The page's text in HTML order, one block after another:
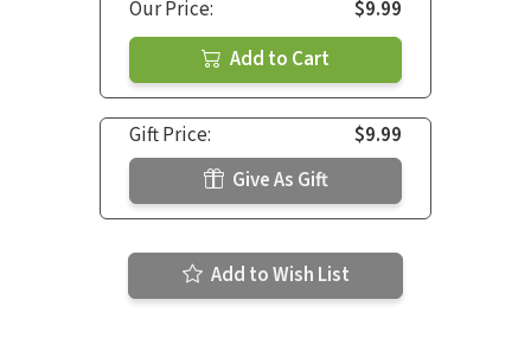
Our Price:
$9.99
Add to Cart
Gift Price:
$9.99
Give As Gift
Add to Wish List